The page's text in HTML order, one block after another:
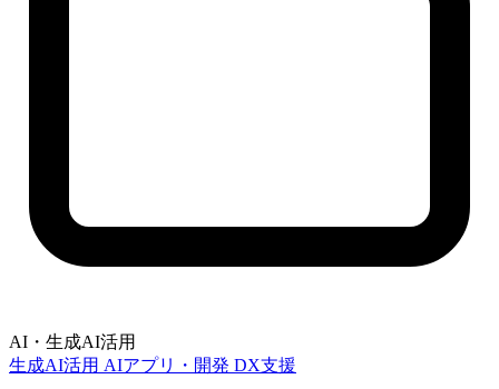
AI・生成AI活用
生成AI活用 AIアプリ・開発 DX支援